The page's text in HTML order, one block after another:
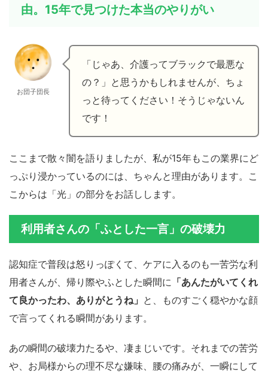
由。15年で見つけた本当のやりがい
お団子団長
「じゃあ、介護ってブラックで最悪な
の？」と思うかもしれませんが、ちょ
っと待ってください！そうじゃないん
です！
ここまで散々闇を語りましたが、私が15年もこの業界にど
っぷり浸かっているのには、ちゃんと理由があります。こ
こからは「光」の部分をお話しします。
利用者さんの「ふとした一言」の破壊力
認知症で普段は怒りっぽくて、ケアに入るのも一苦労な利
用者さんが、帰り際やふとした瞬間に 「あんたがいてくれ
て良かったわ、ありがとうね」 と、ものすごく穏やかな顔
で言ってくれる瞬間があります。
あの瞬間の破壊力たるや、凄まじいです。それまでの苦労
や、お局様からの理不尽な嫌味、腰の痛みが、一瞬にして